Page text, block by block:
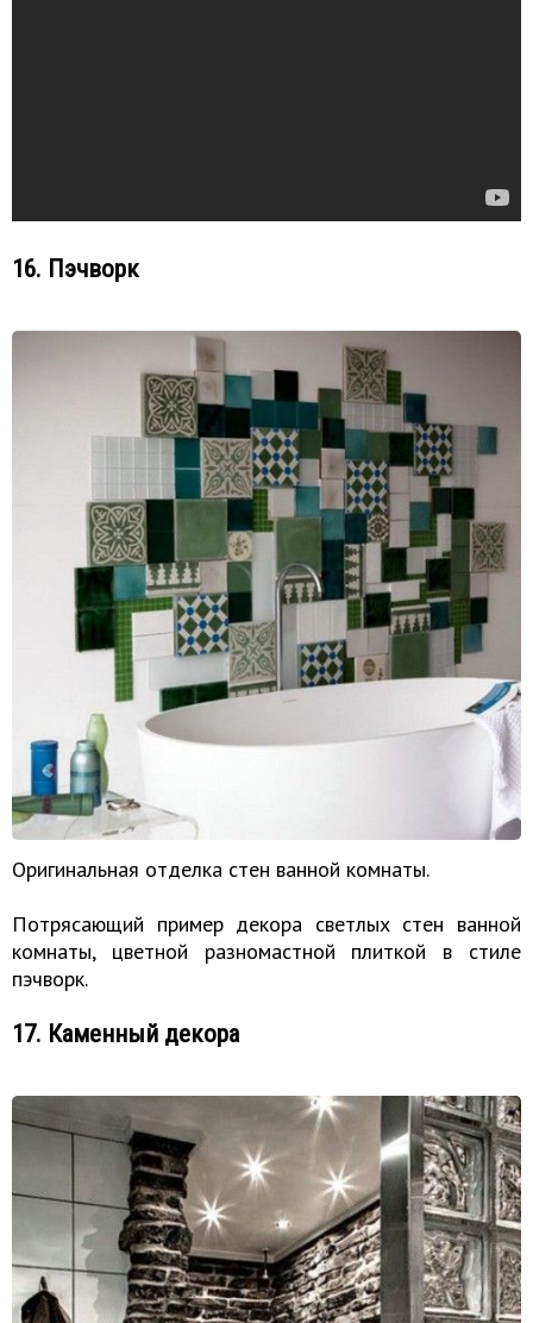
16. Пэчворк
Оригинальная отделка стен ванной комнаты.
Потрясающий пример декора светлых стен ванной
комнаты, цветной разномастной плиткой в стиле
пэчворк.
17. Каменный декора